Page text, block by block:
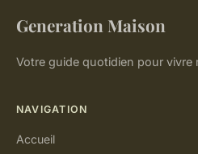
Generation Maison
Votre guide quotidien pour vivre
NAVIGATION
Accueil